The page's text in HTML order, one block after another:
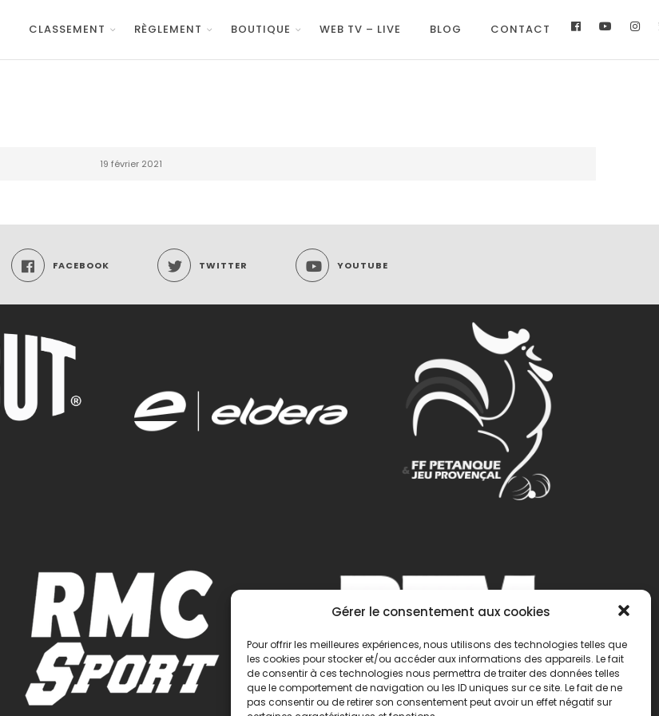
Gérer le consentement aux cookies
Pour offrir les meilleures expériences, nous utilisons des technologies telles que
les cookies pour stocker et/ou accéder aux informations des appareils. Le fait
de consentir à ces technologies nous permettra de traiter des données telles
que le comportement de navigation ou les ID uniques sur ce site. Le fait de ne
pas consentir ou de retirer son consentement peut avoir un effet négatif sur
CLASSEMENT RÈGLEMENT BOUTIQUE WEB TV – LIVE BLOG CONTACT
19 février 2021
FACEBOOK TWITTER YOUTUBE